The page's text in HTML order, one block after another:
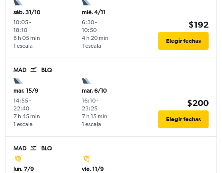
sáb. 31/10
10:05-
18:10
1 escala
8 h 05 min
mié. 4/11
6:30-
10:50
1 escala
4 h 20 min
$192
Elegir fechas
MAD BLQ
mar. 15/9
14:55-
22:40
1 escala
7 h 45 min
mar. 6/10
16:10-
23:25
1 escala
7 h 15 min
$200
Elegir fechas
MAD BLQ
lun. 7/9
vie. 11/9